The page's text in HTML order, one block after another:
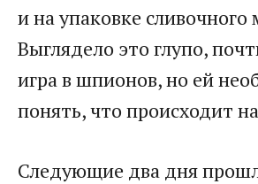
и на упаковке сливочного
Выглядело это глупо,
игра в шпионов, но ей
понять, что происходит
Следующие два дня